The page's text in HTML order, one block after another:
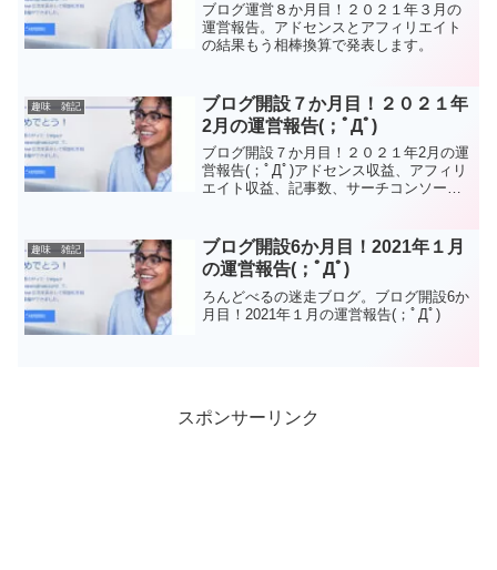
ブログ運営８か月目！２０２１年３月の
運営報告。アドセンスとアフィリエイト
の結果もう相棒換算で発表します。
趣味 雑記
ブログ開設７か月目！２０２１年
2月の運営報告(；ﾟДﾟ)
ブログ開設７か月目！２０２１年2月の運
営報告(；ﾟДﾟ)アドセンス収益、アフィリ
エイト収益、記事数、サーチコンソー
趣味 雑記
ブログ開設6か月目！2021年１月
の運営報告(；ﾟДﾟ)
ろんどべるの迷走ブログ。ブログ開設6か
月目！2021年１月の運営報告(；ﾟДﾟ)
スポンサーリンク